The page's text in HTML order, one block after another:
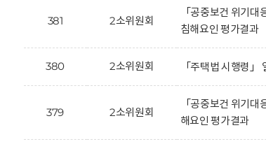
381 2소위원회
「공중보건 위기
침해요인 평가결과
380 2소위원회 「주택법 시행령
379 2소위원회
「공중보건 위기
해요인 평가결과